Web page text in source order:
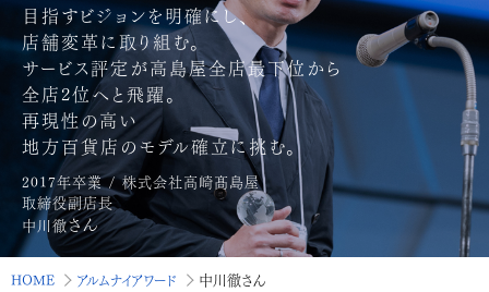
目指すビジョンを明確にし、
店舗変革に取り組む。
サービス評定が高島屋全店最下位から
全店2位へと飛躍。
再現性の高い
地方百貨店のモデル確立に挑む。
2017年卒業 / 株式会社高崎髙島屋
取締役副店長
中川徹さん
HOME アルムナイアワード 中川徹さん